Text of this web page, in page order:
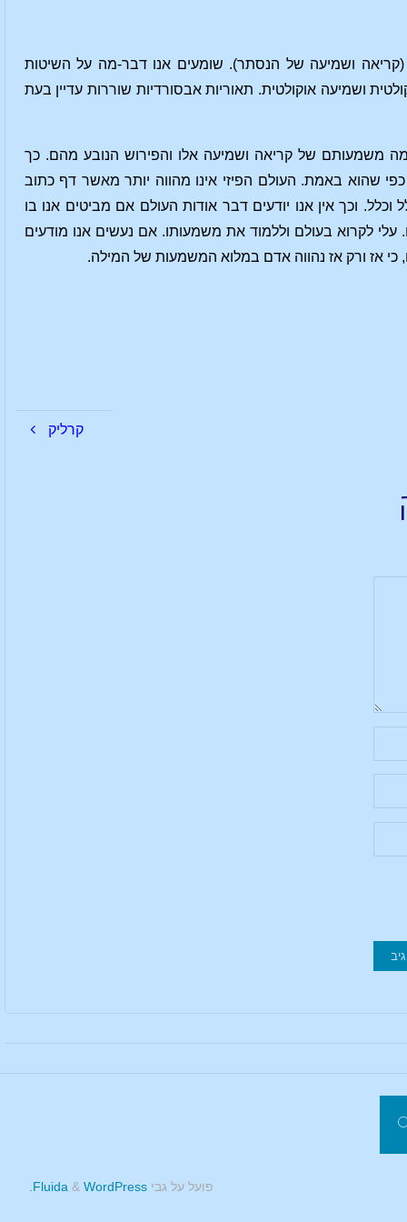
(קריאה ושמיעה של הנסתר). שומעים אנו דבר-מה על השיטות
ושמיעה אוקולטית. תאוריות אבסורדיות שוררות עדיין בעת
משמעותם של קריאה ושמיעה אלו והפירוש הנובע מהם. כך
שהוא באמת. העולם הפיזי אינו מהווה יותר מאשר דף כתוב
וכך אין אנו יודעים דבר אודות העולם אם מביטים אנו בו
עלי לקרוא בעולם וללמוד את משמעותו. אם נעשים אנו מודעים
כי אז ורק אז נהווה אדם במלוא המשמעות של המילה.
קרליק
פועל על גבי & WordPress.